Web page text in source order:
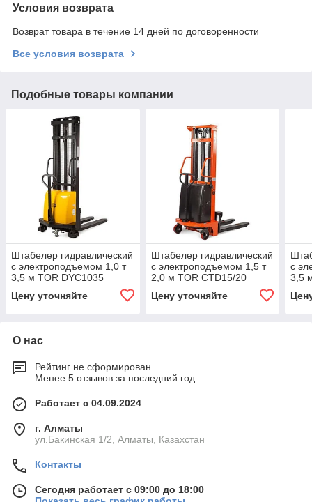
Условия возврата
Возврат товара в течение 14 дней по договоренности
Все условия возврата
Подобные товары компании
Штабелер гидравлический
с электроподъемом 1,0 т
3,5 м TOR DYC1035
Цену уточняйте
Штабелер гидравлический
с электроподъемом 1,5 т
2,0 м TOR CTD15/20
Цену уточняйте
с
3,5
О нас
Рейтинг не сформирован
Менее 5 отзывов за последний год
Работает с 04.09.2024
г. Алматы
ул.Бакинская 1/2, Алматы, Казахстан
Контакты
Сегодня работает с 09:00 до 18:00